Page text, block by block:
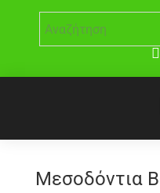
Μεσοδόντια